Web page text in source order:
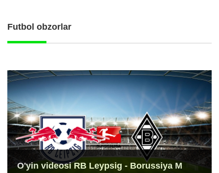
Futbol obzorlar
O'yin videosi RB Leypsig - Borussiya M